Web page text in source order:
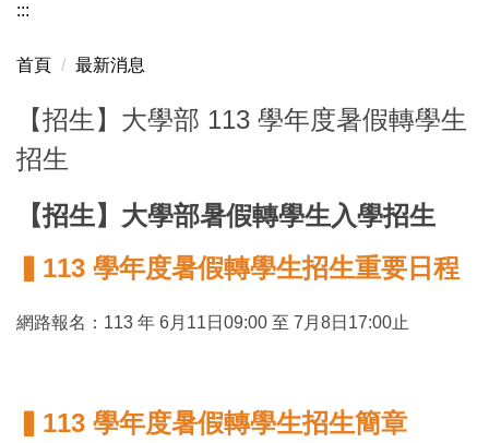
:::
首頁 最新消息
【招生】大學部 113 學年度暑假轉學生
招生
【招生】大學部暑假轉學生入學招生
▍113 學年度暑假轉學生招生重要日程
網路報名：113 年 6月11日09:00 至 7月8日17:00止
113 學年度暑假轉學生招生簡章